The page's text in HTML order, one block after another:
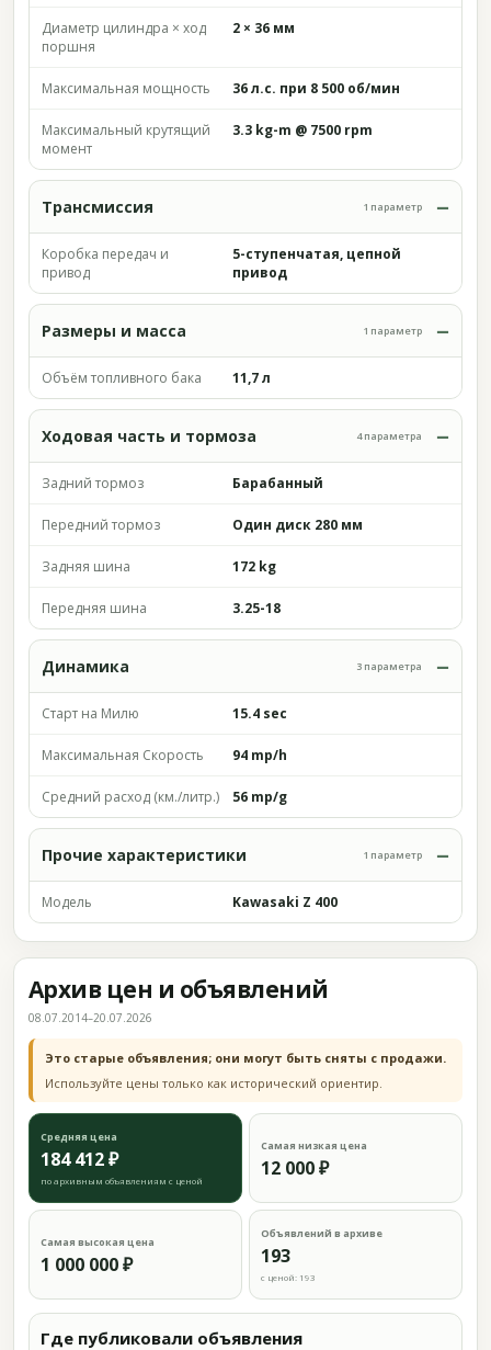
Диаметр цилиндра × ход
поршня
2 × 36 мм
Максимальная мощность 36 л.с. при 8 500 об/мин
Максимальный крутящий
момент
3.3 kg-m @ 7500 rpm
Трансмиссия 1 параметр
Коробка передач и
привод
5-ступенчатая, цепной
привод
Размеры и масса 1 параметр
Объём топливного бака 11,7 л
Ходовая часть и тормоза 4 параметра
Задний тормоз Барабанный
Передний тормоз Один диск 280 мм
Задняя шина 172 kg
Передняя шина 3.25-18
Динамика 3 параметра
Старт на Милю 15.4 sec
Максимальная Скорость 94 mp/h
Средний расход (км./литр.) 56 mp/g
Прочие характеристики 1 параметр
Модель Kawasaki Z 400
Архив цен и объявлений
08.07.2014–20.07.2026
Это старые объявления; они могут быть сняты с продажи.
Используйте цены только как исторический ориентир.
Средняя цена
184 412 ₽
по архивным объявлениям с ценой
Самая низкая цена
12 000 ₽
Самая высокая цена
1 000 000 ₽
Объявлений в архиве
193
с ценой: 193
Где публиковали объявления